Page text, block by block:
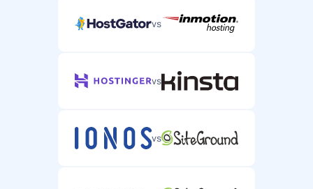
vs
vs
vs